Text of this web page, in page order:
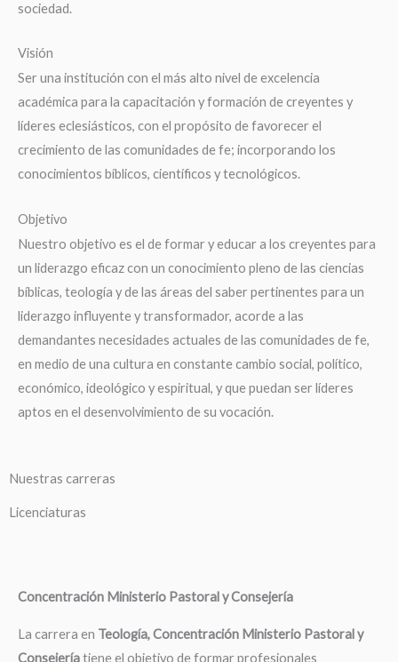
sociedad.
Visión
Ser una institución con el más alto nivel de excelencia
académica para la capacitación y formación de creyentes y
líderes eclesiásticos, con el propósito de favorecer el
crecimiento de las comunidades de fe; incorporando los
conocimientos bíblicos, científicos y tecnológicos.
Objetivo
Nuestro objetivo es el de formar y educar a los creyentes para
un liderazgo eficaz con un conocimiento pleno de las ciencias
bíblicas, teología y de las áreas del saber pertinentes para un
liderazgo influyente y transformador, acorde a las
demandantes necesidades actuales de las comunidades de fe,
en medio de una cultura en constante cambio social, político,
económico, ideológico y espiritual, y que puedan ser líderes
aptos en el desenvolvimiento de su vocación.
Nuestras carreras
Licenciaturas
Concentración Ministerio Pastoral y Consejería
La carrera en Teología, Concentración Ministerio Pastoral y
Consejeríatiene el objetivo de formar profesionales